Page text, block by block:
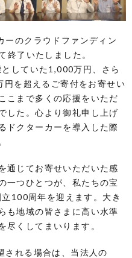
ーのクラウドファンディン
終了いたしました。
していた1,000万円、さら
を超えるご寄付をお寄せい
こまで多くの応援をいただ
した。心より御礼申し上げ
ドクターカーを導入した際
通じてお寄せいただいた感
一つひとつが、私たちの宝
100周年を迎えます。大き
も地域の皆さまに高い水準
尽くしてまいります。
れる場合は、当法人の